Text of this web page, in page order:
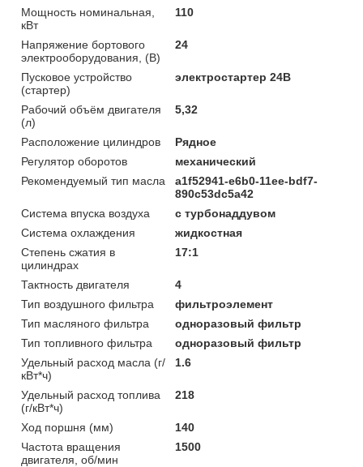
Мощность номинальная,
кВт
110
Напряжение бортового
электрооборудования, (В)
24
Пусковое устройство
(стартер)
электростартер 24В
Рабочий объём двигателя
(л)
5,32
Расположение цилиндров
Рядное
Регулятор оборотов
механический
Рекомендуемый тип масла
a1f52941-e6b0-11ee-bdf7-
890c53dc5a42
Система впуска воздуха
с турбонаддувом
Система охлаждения
жидкостная
Степень сжатия в
цилиндрах
17:1
Тактность двигателя
4
Тип воздушного фильтра
фильтроэлемент
Тип масляного фильтра
одноразовый фильтр
Тип топливного фильтра
одноразовый фильтр
Удельный расход масла (г/
кВт*ч)
1.6
Удельный расход топлива
(г/кВт*ч)
218
Ход поршня (мм)
140
Частота вращения
двигателя, об/мин
1500